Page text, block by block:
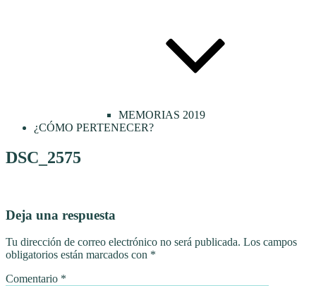
MEMORIAS 2019
¿CÓMO PERTENECER?
DSC_2575
Deja una respuesta
Tu dirección de correo electrónico no será publicada. Los campos
obligatorios están marcados con *
Comentario *